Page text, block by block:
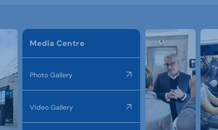
Media Centre
Photo Gallery
Video Gallery